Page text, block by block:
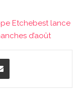
Etchebest lance
d’août
Partager par email